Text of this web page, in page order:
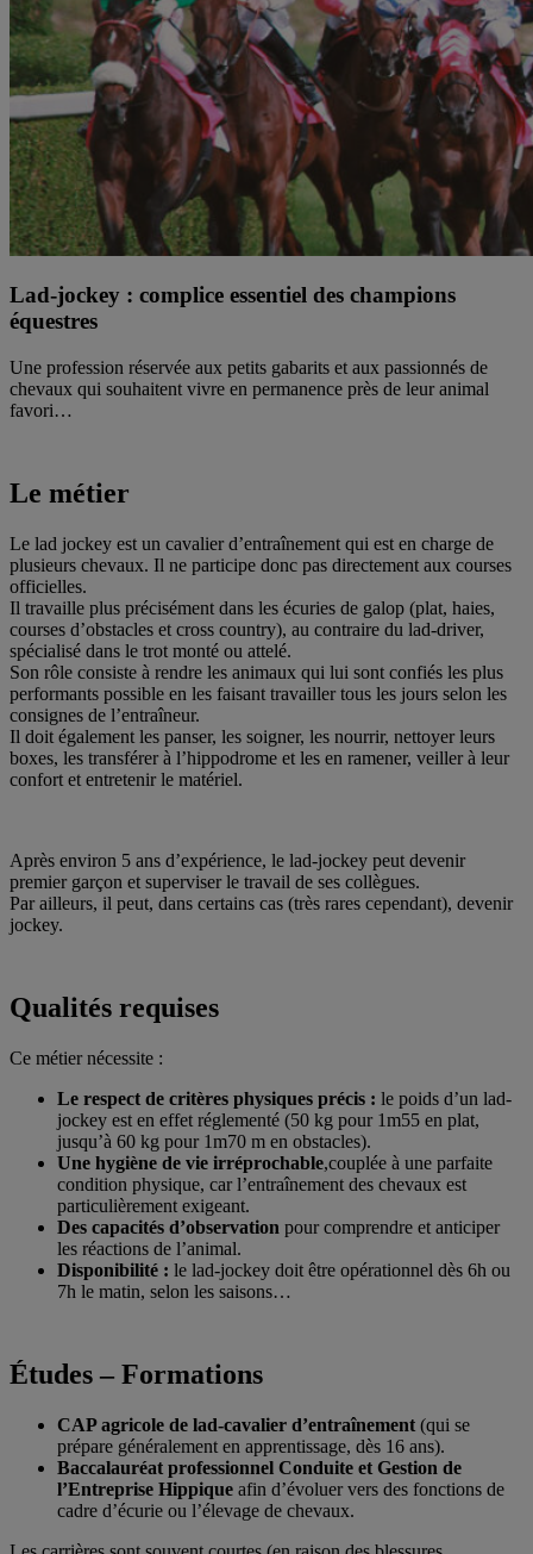
Lad-jockey : complice essentiel des champions
équestres
Une profession réservée aux petits gabarits et aux passionnés de
chevaux qui souhaitent vivre en permanence près de leur animal
favori…
Le métier
Le lad jockey est un cavalier d’entraînement qui est en charge de
plusieurs chevaux. Il ne participe donc pas directement aux courses
officielles.
Il travaille plus précisément dans les écuries de galop (plat, haies,
courses d’obstacles et cross country), au contraire du lad-driver,
spécialisé dans le trot monté ou attelé.
Son rôle consiste à rendre les animaux qui lui sont confiés les plus
performants possible en les faisant travailler tous les jours selon les
consignes de l’entraîneur.
Il doit également les panser, les soigner, les nourrir, nettoyer leurs
boxes, les transférer à l’hippodrome et les en ramener, veiller à leur
confort et entretenir le matériel.
Après environ 5 ans d’expérience, le lad-jockey peut devenir
premier garçon et superviser le travail de ses collègues.
Par ailleurs, il peut, dans certains cas (très rares cependant), devenir
jockey.
Qualités requises
Ce métier nécessite :
Le respect de critères physiques précis : le poids d’un lad-
jockey est en effet réglementé (50 kg pour 1m55 en plat,
jusqu’à 60 kg pour 1m70 m en obstacles).
Une hygiène de vie irréprochable,couplée à une parfaite
condition physique, car l’entraînement des chevaux est
particulièrement exigeant.
Des capacités d’observation pour comprendre et anticiper
les réactions de l’animal.
Disponibilité : le lad-jockey doit être opérationnel dès 6h ou
7h le matin, selon les saisons…
Études – Formations
CAP agricole de lad-cavalier d’entraînement (qui se
prépare généralement en apprentissage, dès 16 ans).
Baccalauréat professionnel Conduite et Gestion de
l’Entreprise Hippique afin d’évoluer vers des fonctions de
cadre d’écurie ou l’élevage de chevaux.